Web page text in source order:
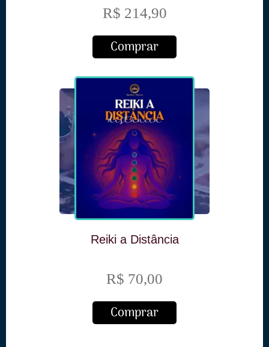
R$ 214,90
Comprar
Reiki a Distância
R$ 70,00
Comprar